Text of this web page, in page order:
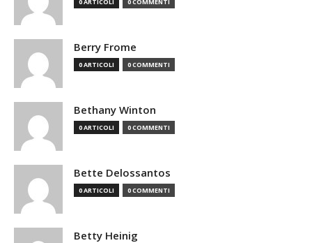
Berry Frome
0 ARTICOLI 0 COMMENTI
Bethany Winton
0 ARTICOLI 0 COMMENTI
Bette Delossantos
0 ARTICOLI 0 COMMENTI
Betty Heinig